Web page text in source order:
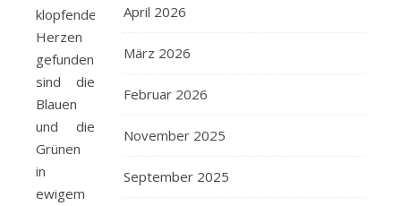
klopfendem
Herzen
gefunden
sind die
Blauen
und die
Grünen
in
ewigem
April 2026
März 2026
Februar 2026
November 2025
September 2025